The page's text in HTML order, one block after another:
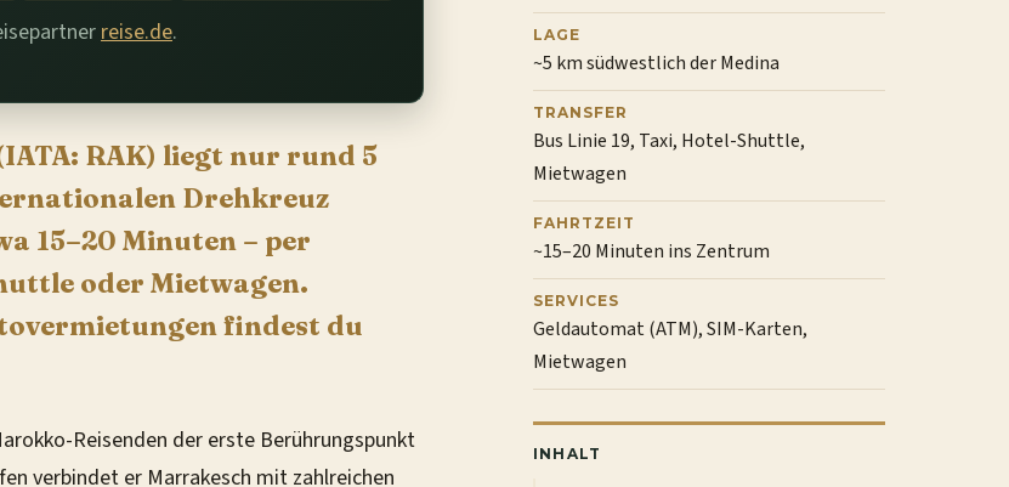
reise.de.
RAK) liegt nur rund 5
Drehkreuz
15–20 Minuten – per
oder Mietwagen.
findest du
Reisenden der erste Berührungspunkt
verbindet er Marrakesch mit zahlreichen
LAGE
~5 km südwestlich der Medina
TRANSFER
Bus Linie 19, Taxi, Hotel-Shuttle,
Mietwagen
FAHRTZEIT
~15–20 Minuten ins Zentrum
SERVICES
Geldautomat (ATM), SIM-Karten,
Mietwagen
INHALT